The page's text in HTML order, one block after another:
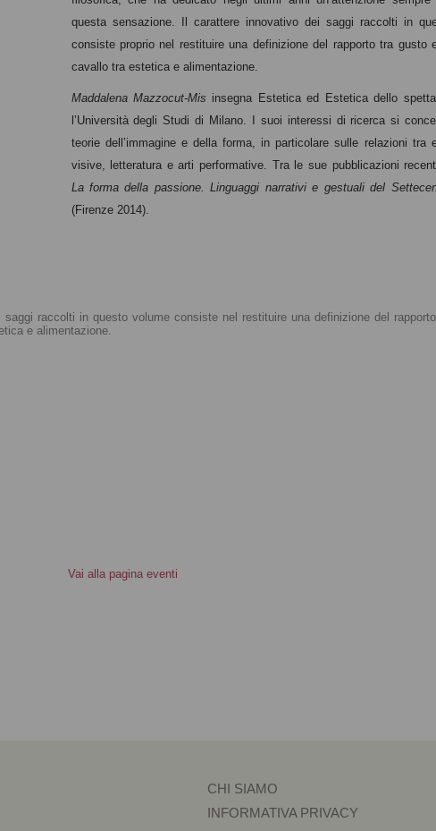
questa sensazione. Il carattere innovativo dei saggi raccolti in
consiste proprio nel restituire una definizione del rapporto tra gusto
cavallo tra estetica e alimentazione.
Maddalena Mazzocut-Mis insegna Estetica ed Estetica dello
l’Università degli Studi di Milano. I suoi interessi di ricerca si
teorie dell’immagine e della forma, in particolare sulle relazioni tra
visive, letteratura e arti performative. Tra le sue pubblicazioni
La forma della passione. Linguaggi narrativi e gestuali del
(Firenze 2014).
saggi raccolti in questo volume consiste nel restituire una definizione del
e alimentazione.
Vai alla pagina eventi
CHI SIAMO
INFORMATIVA PRIVACY